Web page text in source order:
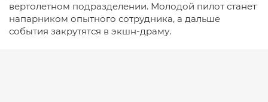
вертолетном подразделении. Молодой пилот станет
напарником опытного сотрудника, а дальше
события закрутятся в экшн-драму.